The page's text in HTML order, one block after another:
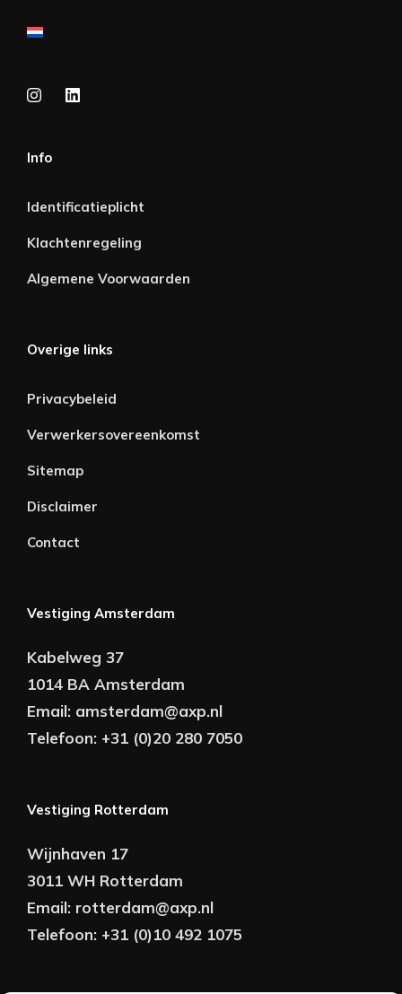
Info
Identificatieplicht
Klachtenregeling
Algemene Voorwaarden
Overige links
Privacybeleid
Verwerkersovereenkomst
Sitemap
Disclaimer
Contact
Vestiging Amsterdam
Kabelweg 37
1014 BA Amsterdam
Email: amsterdam@axp.nl
Telefoon: +31 (0)20 280 7050
Vestiging Rotterdam
Wijnhaven 17
3011 WH Rotterdam
Email: rotterdam@axp.nl
Telefoon: +31 (0)10 492 1075